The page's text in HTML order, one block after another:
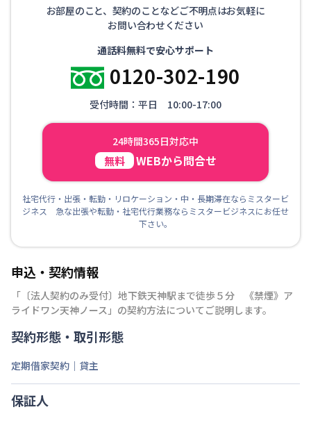
お部屋のこと、契約のことなどご不明点はお気軽に
お問い合わせください
通話料無料で安心サポート
0120-302-190
受付時間：平日 10:00-17:00
24時間365日対応中
無料 WEBから問合せ
社宅代行・出張・転勤・リロケーション・中・長期滞在ならミスタービ
ジネス 急な出張や転勤・社宅代行業務ならミスタービジネスにお任せ
下さい。
申込・契約情報
「 〔法人契約のみ受付〕地下鉄天神駅まで徒歩５分 《禁煙》ア
ライドワン天神ノース 」の契約方法についてご説明します。
契約形態・取引形態
定期借家契約｜貸主
保証人